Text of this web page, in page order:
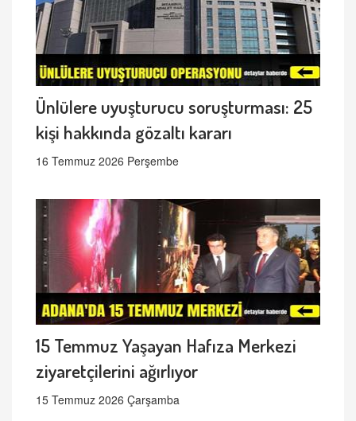
Ünlülere uyuşturucu soruşturması: 25
kişi hakkında gözaltı kararı
16 Temmuz 2026 Perşembe
15 Temmuz Yaşayan Hafıza Merkezi
ziyaretçilerini ağırlıyor
15 Temmuz 2026 Çarşamba